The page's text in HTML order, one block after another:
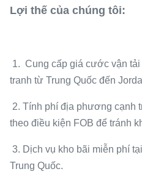
Lợi thế của chúng tôi:
1. Cung cấp giá cước vận
tranh từ Trung Quốc đến
2. Tính phí địa phương cạnh
theo điều kiện FOB để tránh
3. Dịch vụ kho bãi miễn phí
Trung Quốc.